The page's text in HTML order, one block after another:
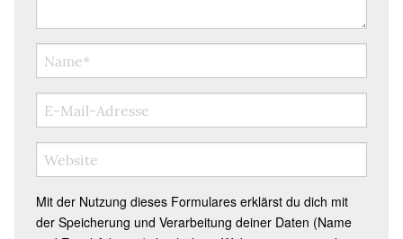
Mit der Nutzung dieses Formulares erklärst du dich mit
der Speicherung und Verarbeitung deiner Daten (Name